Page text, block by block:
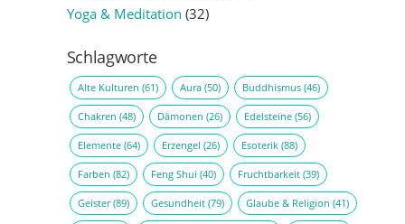
Yoga & Meditation (32)
Schlagworte
Alte Kulturen (61) Aura(50) Buddhismus(46)
Chakren (48) Dämonen (26) Edelsteine(56)
Elemente(64) Erzengel (26) Esoterik(88)
Farben (82) Feng Shui (40) Fruchtbarkeit(39)
Geister(89) Gesundheit(79) Glaube & Religion (41)